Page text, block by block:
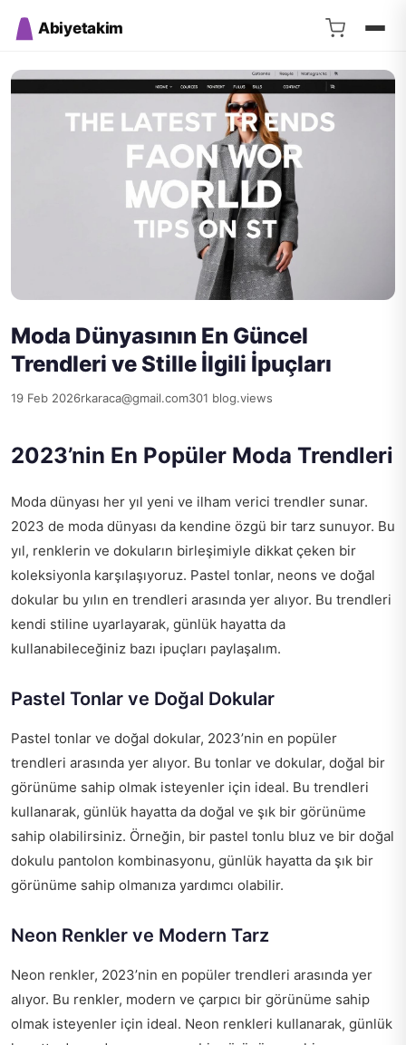
Abiyetakim
Moda Dünyasının En Güncel
Trendleri ve Stille İlgili İpuçları
19 Feb 2026rkaraca@gmail.com301 blog.views
2023’nin En Popüler Moda Trendleri
Moda dünyası her yıl yeni ve ilham verici trendler sunar.
2023 de moda dünyası da kendine özgü bir tarz sunuyor. Bu
yıl, renklerin ve dokuların birleşimiyle dikkat çeken bir
koleksiyonla karşılaşıyoruz. Pastel tonlar, neons ve doğal
dokular bu yılın en trendleri arasında yer alıyor. Bu trendleri
kendi stiline uyarlayarak, günlük hayatta da
kullanabileceğiniz bazı ipuçları paylaşalım.
Pastel Tonlar ve Doğal Dokular
Pastel tonlar ve doğal dokular, 2023’nin en popüler
trendleri arasında yer alıyor. Bu tonlar ve dokular, doğal bir
görünüme sahip olmak isteyenler için ideal. Bu trendleri
kullanarak, günlük hayatta da doğal ve şık bir görünüme
sahip olabilirsiniz. Örneğin, bir pastel tonlu bluz ve bir doğal
dokulu pantolon kombinasyonu, günlük hayatta da şık bir
görünüme sahip olmanıza yardımcı olabilir.
Neon Renkler ve Modern Tarz
Neon renkler, 2023’nin en popüler trendleri arasında yer
alıyor. Bu renkler, modern ve çarpıcı bir görünüme sahip
olmak isteyenler için ideal. Neon renkleri kullanarak, günlük